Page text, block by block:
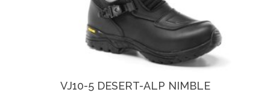
VJ10-5 DESERT-ALP NIMBLE